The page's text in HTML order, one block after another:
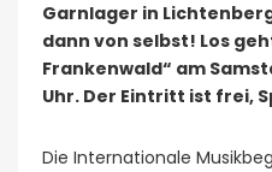
Garnlager in
dann von selbst! Los
Frankenwald“ am
Uhr. Der Eintritt ist frei,
Die Internationale